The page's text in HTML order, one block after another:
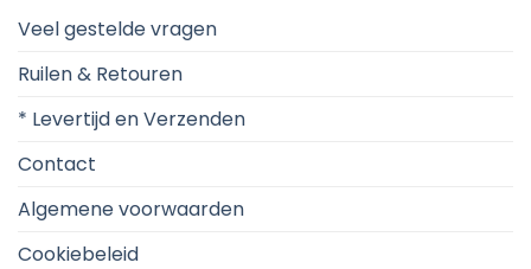
Veel gestelde vragen
Ruilen & Retouren
* Levertijd en Verzenden
Contact
Algemene voorwaarden
Cookiebeleid